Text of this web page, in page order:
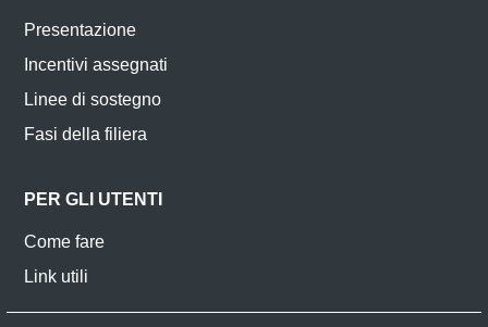
Presentazione
Incentivi assegnati
Linee di sostegno
Fasi della filiera
PER GLI UTENTI
Come fare
Link utili